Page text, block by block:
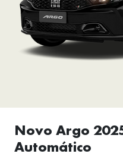
Novo Argo
Automático